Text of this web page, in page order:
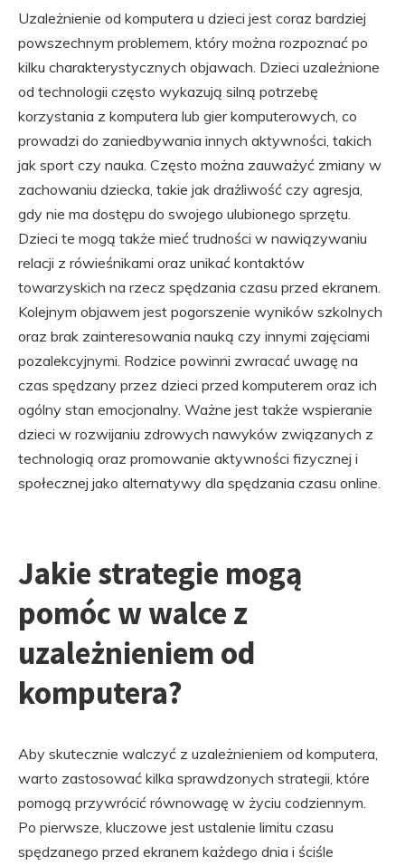
Uzależnienie od komputera u dzieci jest coraz bardziej
powszechnym problemem, który można rozpoznać po
kilku charakterystycznych objawach. Dzieci uzależnione
od technologii często wykazują silną potrzebę
korzystania z komputera lub gier komputerowych, co
prowadzi do zaniedbywania innych aktywności, takich
jak sport czy nauka. Często można zauważyć zmiany w
zachowaniu dziecka, takie jak drażliwość czy agresja,
gdy nie ma dostępu do swojego ulubionego sprzętu.
Dzieci te mogą także mieć trudności w nawiązywaniu
relacji z rówieśnikami oraz unikać kontaktów
towarzyskich na rzecz spędzania czasu przed ekranem.
Kolejnym objawem jest pogorszenie wyników szkolnych
oraz brak zainteresowania nauką czy innymi zajęciami
pozalekcyjnymi. Rodzice powinni zwracać uwagę na
czas spędzany przez dzieci przed komputerem oraz ich
ogólny stan emocjonalny. Ważne jest także wspieranie
dzieci w rozwijaniu zdrowych nawyków związanych z
technologią oraz promowanie aktywności fizycznej i
społecznej jako alternatywy dla spędzania czasu online.
Jakie strategie mogą
pomóc w walce z
uzależnieniem od
komputera?
Aby skutecznie walczyć z uzależnieniem od komputera,
warto zastosować kilka sprawdzonych strategii, które
pomogą przywrócić równowagę w życiu codziennym.
Po pierwsze, kluczowe jest ustalenie limitu czasu
spędzanego przed ekranem każdego dnia i ściśle